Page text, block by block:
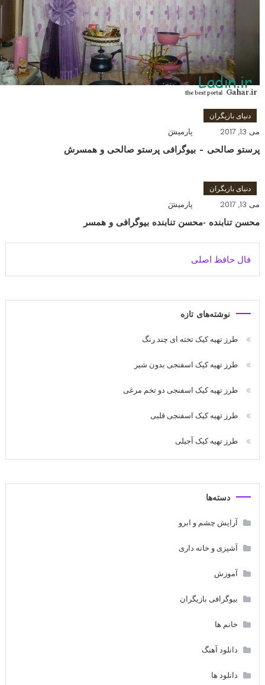
دنیای بازیگران
می 13, 2017 پارمیس
پرستو صالحی – بیوگرافی پرستو صالحی و همسرش
دنیای بازیگران
می 13, 2017 پارمیس
محسن تنابنده -محسن تنابنده بیوگرافی و همسر
فال حافظ اصلی
نوشته‌های تازه
طرز تهیه کیک تخته ای چند رنگ
طرز تهیه کیک اسفنجی بدون شیر
طرز تهیه کیک اسفنجی دو تخم مرغی
طرز تهیه کیک اسفنجی قلبی
طرز تهیه کیک آجیلی
دسته‌ها
آرایش چشم و ابرو
آشپزی و خانه داری
آموزش
بیوگرافی بازیگران
خانم ها
دانلود آهنگ
دانلود ها